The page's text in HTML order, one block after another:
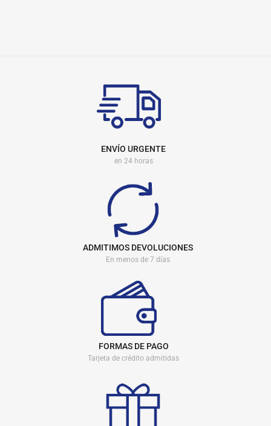
ENVÍO URGENTE
en 24 horas
ADMITIMOS DEVOLUCIONES
En menos de 7 días
FORMAS DE PAGO
Tarjeta de crédito admitidas